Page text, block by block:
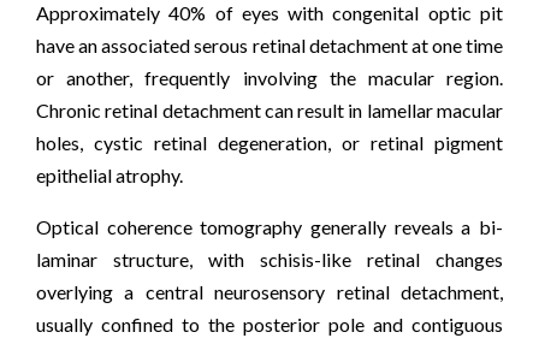
Approximately 40% of eyes with congenital optic pit
have an associated serous retinal detachment at one time
or another, frequently involving the macular region.
Chronic retinal detachment can result in lamellar macular
holes, cystic retinal degeneration, or retinal pigment
epithelial atrophy.
Optical coherence tomography generally reveals a bi-
laminar structure, with schisis-like retinal changes
overlying a central neurosensory retinal detachment,
usually confined to the posterior pole and contiguous